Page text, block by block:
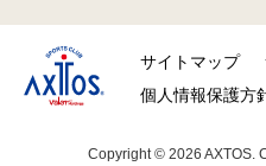
サイトマップ
個人情報保護方
Copyright © 2026 AXTOS.